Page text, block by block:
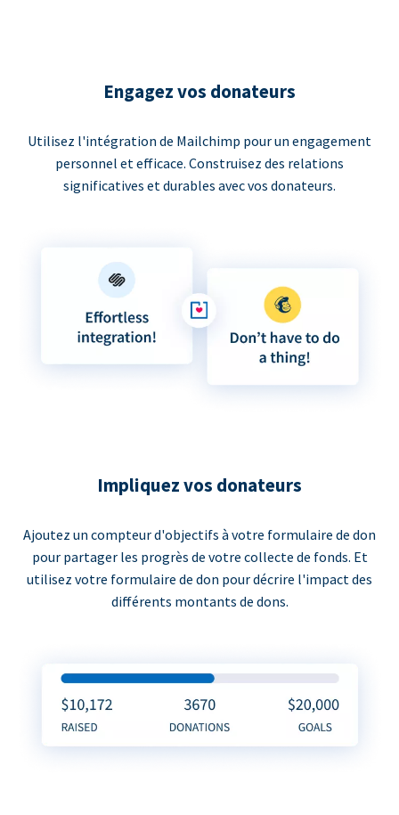
Engagez vos donateurs
Utilisez l'intégration de Mailchimp pour un engagement
personnel et efficace. Construisez des relations
significatives et durables avec vos donateurs.
Impliquez vos donateurs
Ajoutez un compteur d'objectifs à votre formulaire de don
pour partager les progrès de votre collecte de fonds. Et
utilisez votre formulaire de don pour décrire l'impact des
différents montants de dons.